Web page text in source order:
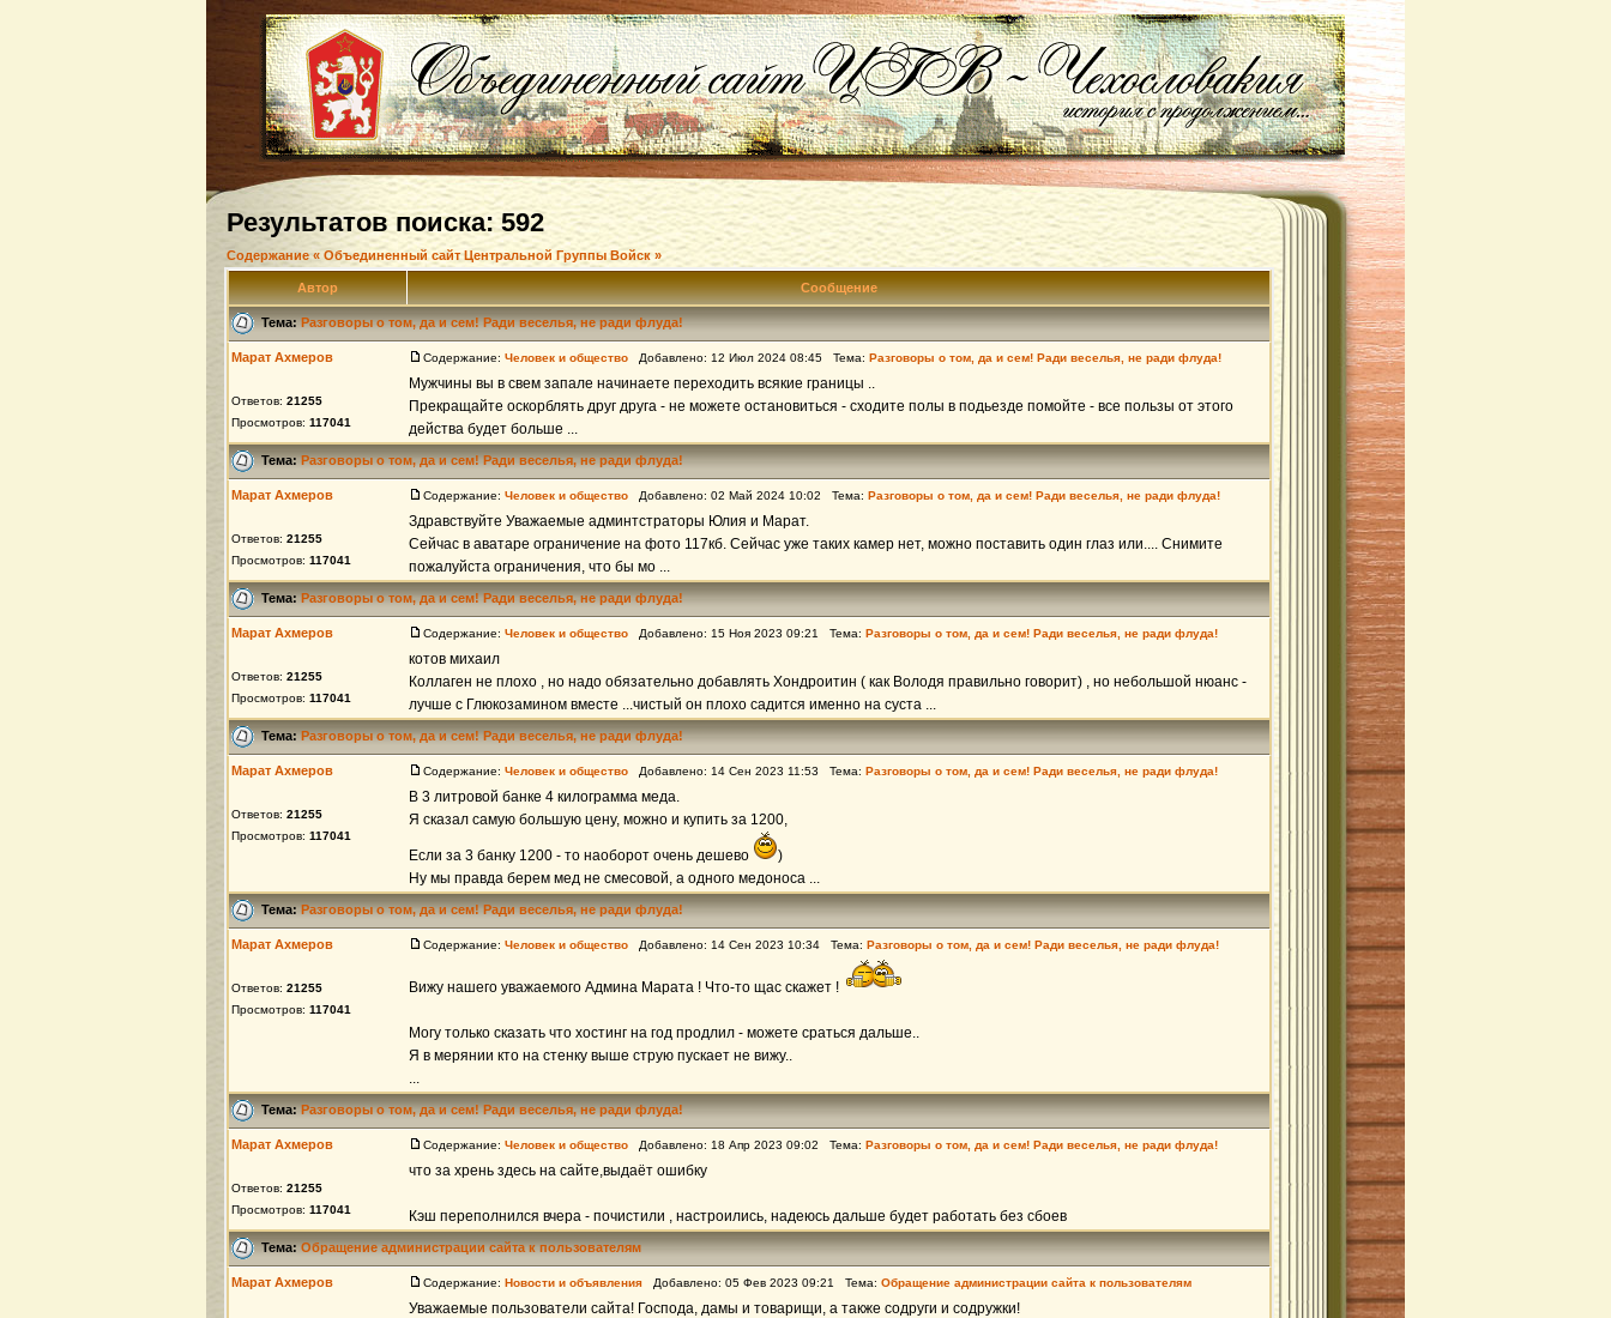
Результатов поиска: 592
Содержание « Объединенный сайт Центральной Группы Войск »
Автор Сообщение
Тема:Разговоры о том, да и сем! Ради веселья, не ради флуда!
Марат Ахмеров
Ответов: 21255
Просмотров: 117041
Содержание: Человек и общество Добавлено: 12 Июл 2024 08:45 Тема: Разговоры о том, да и сем! Ради веселья, не ради флуда!
Мужчины вы в свем запале начинаете переходить всякие границы ..
Прекращайте оскорблять друг друга - не можете остановиться - сходите полы в подьезде помойте - все пользы от этого
действа будет больше ...
Тема:Разговоры о том, да и сем! Ради веселья, не ради флуда!
Марат Ахмеров
Ответов: 21255
Просмотров: 117041
Содержание: Человек и общество Добавлено: 02 Май 2024 10:02 Тема: Разговоры о том, да и сем! Ради веселья, не ради флуда!
Здравствуйте Уважаемые админтстраторы Юлия и Марат.
Сейчас в аватаре ограничение на фото 117кб. Сейчас уже таких камер нет, можно поставить один глаз или.... Снимите
пожалуйста ограничения, что бы мо ...
Тема:Разговоры о том, да и сем! Ради веселья, не ради флуда!
Марат Ахмеров
Ответов: 21255
Просмотров: 117041
Содержание: Человек и общество Добавлено: 15 Ноя 2023 09:21 Тема: Разговоры о том, да и сем! Ради веселья, не ради флуда!
котов михаил
Коллаген не плохо , но надо обязательно добавлять Хондроитин ( как Володя правильно говорит) , но небольшой нюанс -
лучше с Глюкозамином вместе ...чистый он плохо садится именно на суста ...
Тема:Разговоры о том, да и сем! Ради веселья, не ради флуда!
Марат Ахмеров
Ответов: 21255
Просмотров: 117041
Содержание: Человек и общество Добавлено: 14 Сен 2023 11:53 Тема: Разговоры о том, да и сем! Ради веселья, не ради флуда!
В 3 литровой банке 4 килограмма меда.
Я сказал самую большую цену, можно и купить за 1200,
Если за 3 банку 1200 - то наоборот очень дешево
)
Ну мы правда берем мед не смесовой, а одного медоноса ...
Тема:Разговоры о том, да и сем! Ради веселья, не ради флуда!
Марат Ахмеров
Ответов: 21255
Просмотров: 117041
Содержание: Человек и общество Добавлено: 14 Сен 2023 10:34 Тема: Разговоры о том, да и сем! Ради веселья, не ради флуда!
Вижу нашего уважаемого Админа Марата ! Что-то щас скажет !
Могу только сказать что хостинг на год продлил - можете сраться дальше..
Я в мерянии кто на стенку выше струю пускает не вижу..
...
Тема:Разговоры о том, да и сем! Ради веселья, не ради флуда!
Марат Ахмеров
Ответов: 21255
Просмотров: 117041
Содержание: Человек и общество Добавлено: 18 Апр 2023 09:02 Тема: Разговоры о том, да и сем! Ради веселья, не ради флуда!
что за хрень здесь на сайте,выдаёт ошибку
Кэш переполнился вчера - почистили , настроились, надеюсь дальше будет работать без сбоев
Тема:Обращение администрации сайта к пользователям
Марат Ахмеров Содержание: Новости и объявления Добавлено: 05 Фев 2023 09:21 Тема: Обращение администрации сайта к пользователям
Уважаемые пользователи сайта! Господа, дамы и товарищи, а также содруги и содружки!